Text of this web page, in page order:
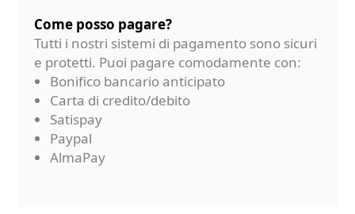
Come posso pagare?
Tutti i nostri sistemi di pagamento sono sicuri
e protetti. Puoi pagare comodamente con:
Bonifico bancario anticipato
Carta di credito/debito
Satispay
Paypal
AlmaPay